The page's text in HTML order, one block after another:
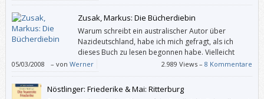
Zusak, Markus: Die Bücherdiebin
Warum schreibt ein australischer Autor über
Nazideutschland, habe ich mich gefragt, als ich
dieses Buch zu lesen begonnen habe. Vielleicht
sollte man also wissen, dass Markus Zusaks Mutter
aus Deutschland und sein Vater aus Österreich stammen und dass ihm
seine Eltern über die Bombenangriffe auf München und die
Judenverfolgung im Zweiten Weltkrieg erzählt haben.
05/03/2008 – von Werner 2.989 Views –8 Kommentare
Nöstlinger: Friederike & Mai: Ritterburg